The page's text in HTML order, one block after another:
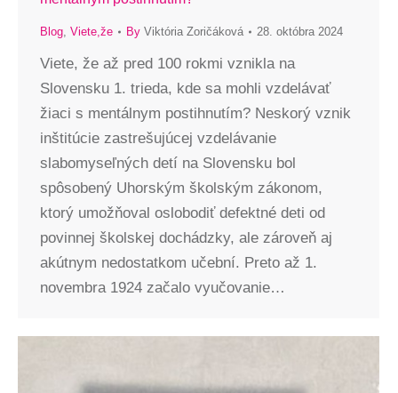
Blog, Viete,že By Viktória Zoričáková 28. októbra 2024
Viete, že až pred 100 rokmi vznikla na
Slovensku 1. trieda, kde sa mohli vzdelávať
žiaci s mentálnym postihnutím? Neskorý vznik
inštitúcie zastrešujúcej vzdelávanie
slabomyseľných detí na Slovensku bol
spôsobený Uhorským školským zákonom,
ktorý umožňoval oslobodiť defektné deti od
povinnej školskej dochádzky, ale zároveň aj
akútnym nedostatkom učební. Preto až 1.
novembra 1924 začalo vyučovanie…